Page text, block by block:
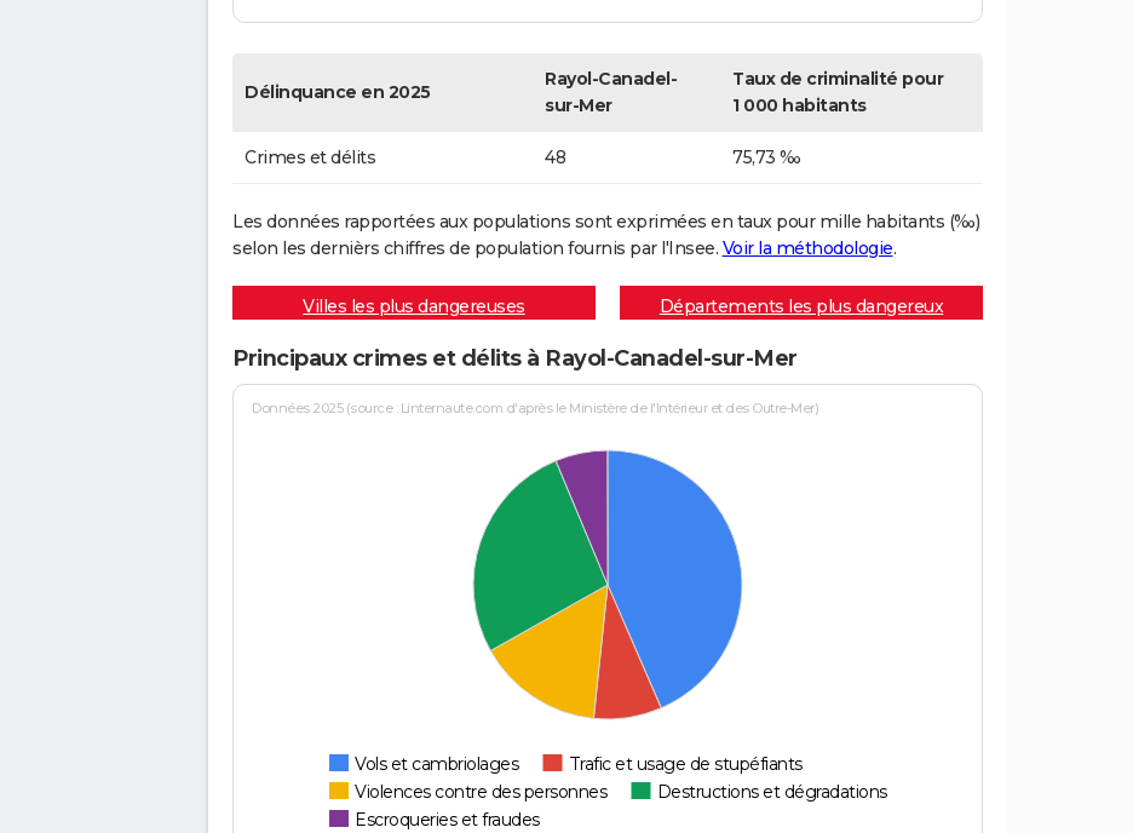
Délinquance en 2025
Rayol-Canadel-
sur-Mer
Taux de criminalité pour
1 000 habitants
Crimes et délits 48 75,73 ‰
Les données rapportées aux populations sont exprimées en taux pour mille habitants (‰)
selon les dernièrs chiffres de population fournis par l'Insee. Voir la méthodologie.
Villes les plus dangereuses Départements les plus dangereux
Principaux crimes et délits à Rayol-Canadel-sur-Mer
Données 2025 (source : Linternaute.com d'après le Ministère de l'Intérieur et des Outre-Mer)
Vols et cambriolages
Trafic et usage de stupéfiants
Violences contre des personnes
Destructions et dégradations
Escroqueries et fraudes